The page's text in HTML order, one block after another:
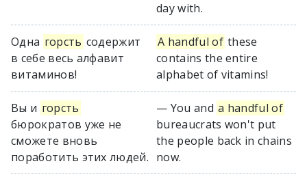
day with.
Одна горсть содержит
в себе весь алфавит
витаминов!
A handful of these
contains the entire
alphabet of vitamins!
Вы и горсть
бюрократов уже не
сможете вновь
поработить этих людей.
— You and a handful of
bureaucrats won't put
the people back in chains
now.